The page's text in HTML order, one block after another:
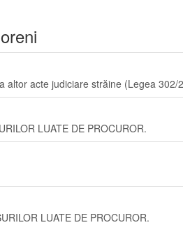
altor acte judiciare străine (Legea 302/
LUATE DE PROCUROR.
LUATE DE PROCUROR.